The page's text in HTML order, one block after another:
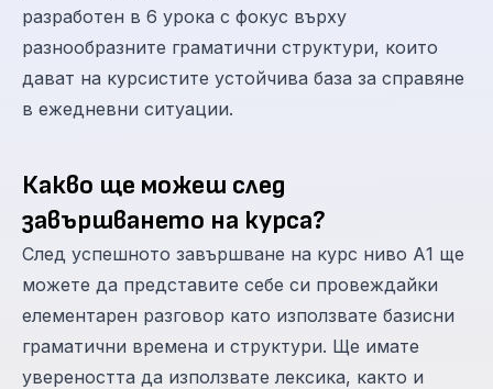
разработен в 6 урока с фокус върху
разнообразните граматични структури, които
дават на курсистите устойчива база за справяне
в ежедневни ситуации.
Какво ще можеш след
завършването на курса?
След успешното завършване на курс ниво А1 ще
можете да представите себе си провеждайки
елементарен разговор като използвате базисни
граматични времена и структури. Ще имате
увереността да използвате лексика, както и